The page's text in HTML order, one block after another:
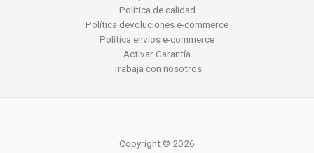
Política de calidad
Política devoluciones e-commerce
Política envíos e-commerce
Activar Garantía
Trabaja con nosotros
Copyright © 2026